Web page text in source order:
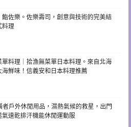
鮨佐樂。佐樂壽司，創意與技術的完美結
料理
單料理｜拾漁無菜單日本料理。來自北海
海鮮味！信義安和日本料理推薦
者戶外休閒用品，濕熱氣候的救星，出門
氣速乾排汗機能休閒運動服